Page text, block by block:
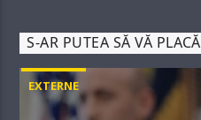
S-AR PUTEA SĂ VĂ PLACĂ
EXTERNE